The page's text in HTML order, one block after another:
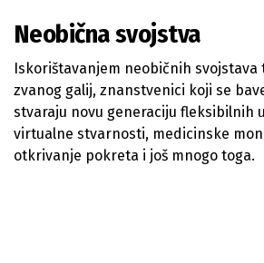
Neobična svojstva
Iskorištavanjem neobičnih svojstava
zvanog galij, znanstvenici koji se
stvaraju novu generaciju fleksibilnih
virtualne stvarnosti, medicinske
otkrivanje pokreta i još mnogo toga.